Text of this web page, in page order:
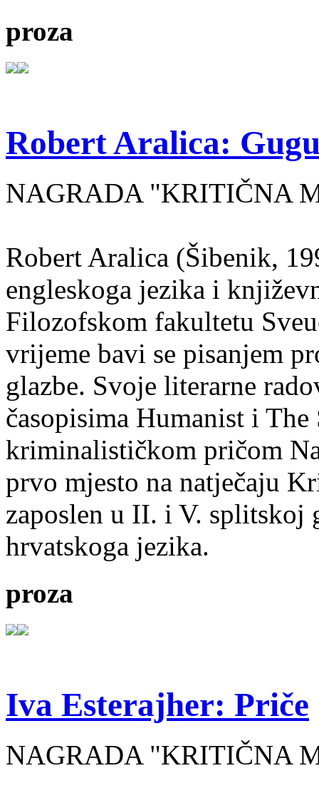
proza
Robert Aralica:
NAGRADA "KRITIČNA
Robert Aralica (Šibenik,
engleskoga jezika i
Filozofskom fakultetu
vrijeme bavi se pisanjem
glazbe. Svoje literarne
časopisima Humanist i
kriminalističkom pričom
prvo mjesto na natječaju
zaposlen u II. i V. splitskoj
hrvatskoga jezika.
proza
Iva Esterajher: Priče
NAGRADA "KRITIČNA